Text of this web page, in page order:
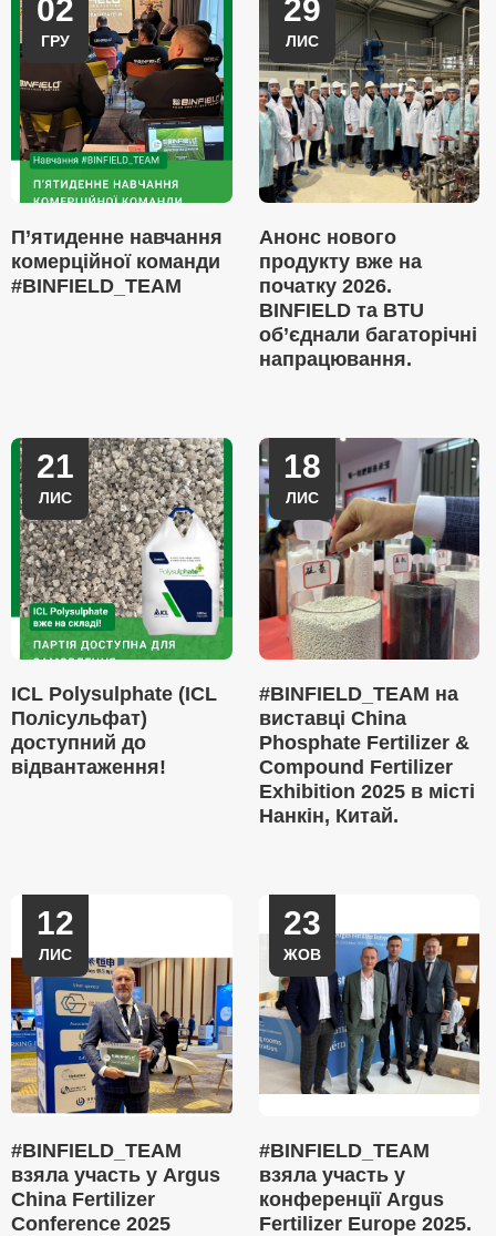
02
ГРУ
П’ятиденне навчання
комерційної команди
#BINFIELD_TEAM
29
ЛИС
Анонс нового
продукту вже на
початку 2026.
BINFIELD та BTU
об’єднали багаторічні
напрацювання.
21
ЛИС
ICL Polysulphate (ICL
Полісульфат)
доступний до
відвантаження!
18
ЛИС
#BINFIELD_TEAM на
виставці China
Phosphate Fertilizer &
Compound Fertilizer
Exhibition 2025 в місті
Нанкін, Китай.
12
ЛИС
#BINFIELD_TEAM
взяла участь у Argus
China Fertilizer
Conference 2025
23
ЖОВ
#BINFIELD_TEAM
взяла участь у
конференції Argus
Fertilizer Europe 2025.